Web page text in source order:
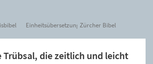
Einheitsübersetzung Zürcher Bibel
Trübsal, die zeitlich und leicht